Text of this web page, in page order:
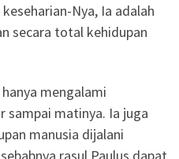
Nya, Ia adalah
secara total kehidupan
mengalami
sampai matinya. Ia juga
manusia dijalani